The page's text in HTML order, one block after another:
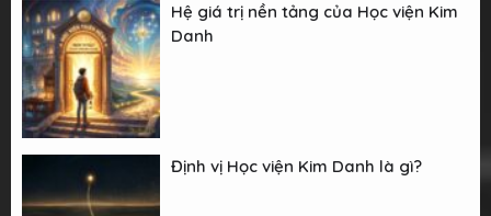
Hệ giá trị nền tảng của Học viện Kim
Danh
Định vị Học viện Kim Danh là gì?